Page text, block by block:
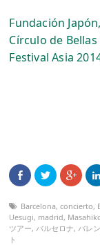
Fundación
Círculo de
Festival Asia
Barcelona,concierto,
Uesugi, madrid,
ツアー, バルセロナ, バレ
ト